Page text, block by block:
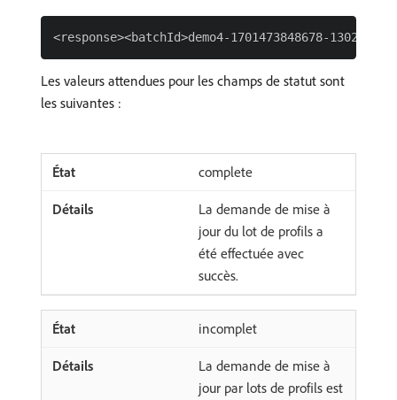
Les valeurs attendues pour les champs de statut sont
les suivantes :
complete
La demande de mise à
jour du lot de profils a
été effectuée avec
succès.
incomplet
La demande de mise à
jour par lots de profils est